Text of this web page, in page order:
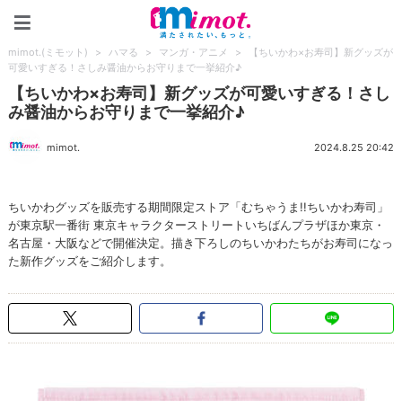
mimot.(ミモット) > ハマる > マンガ・アニメ >
【ちいかわ×お寿司】新グッズが
可愛いすぎる！さしみ醤油からお守りまで一挙紹介♪
【ちいかわ×お寿司】新グッズが可愛いすぎる！さし
み醤油からお守りまで一挙紹介♪
mimot. 2024.8.25 20:42
ちいかわグッズを販売する期間限定ストア「むちゃうま!!ちいかわ寿司」
が東京駅一番街 東京キャラクターストリートいちばんプラザほか東京・
名古屋・大阪などで開催決定。描き下ろしのちいかわたちがお寿司になっ
た新作グッズをご紹介します。